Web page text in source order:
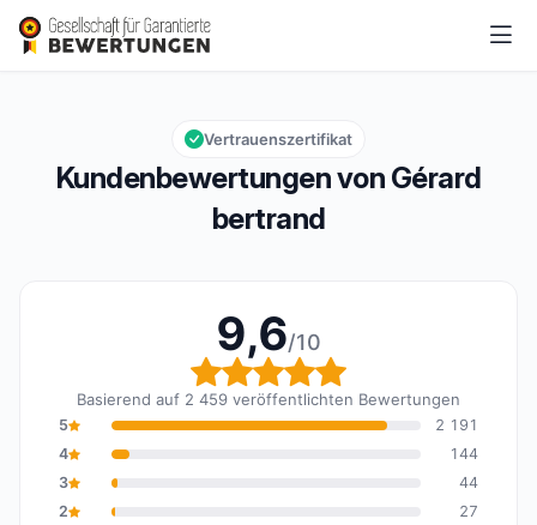
Gérard bertrand
Gesamtbewertung: 9,6 von 10
9,6/10
Kundenbewertungen von Gérard
bertrand
Vertrauenszertifikat
9,6/10
Gesamtbewertung: 9,6
Basierend auf 2 459 veröffentlichten Bewertungen
5
2 191
4
144
3
44
2
27